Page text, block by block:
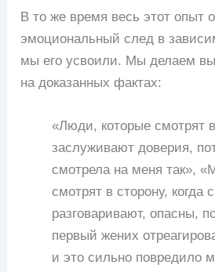
В то же время весь этот опыт
эмоциональный след в
мы его усвоили. Мы делаем
на доказанных фактах:
«Люди, которые смотрят
заслуживают доверия,
смотрела на меня так»,
смотрят в сторону, когда
разговаривают, опасны,
первый жених
и это сильно повредило